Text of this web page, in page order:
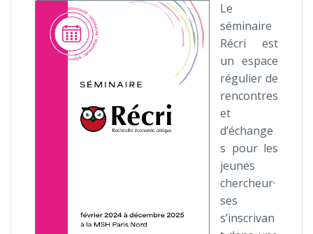
Le
séminaire
Récri est
un espace
régulier de
rencontres
et
d’échange
s pour les
jeunes
chercheur·
ses
s’inscrivan